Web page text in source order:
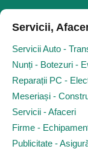
Servicii,
Servicii Auto -
Nunți - Botezuri -
Reparații PC -
Meseriași -
Servicii - Afaceri
Firme -
Publicitate -